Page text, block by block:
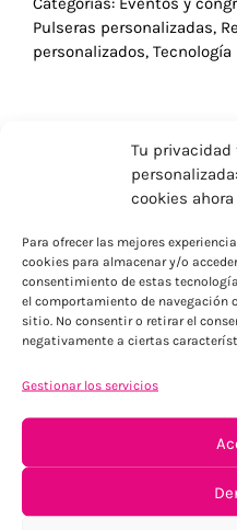
Tu
cookies ahora
Para ofrecer las mejores
cookies para almacenar y/o
consentimiento de estas
el comportamiento de navegación
sitio. No consentir o retirar el
negativamente a ciertas
Gestionar los servicios
Pulseras personalizadas,
personalizados, Tecnología